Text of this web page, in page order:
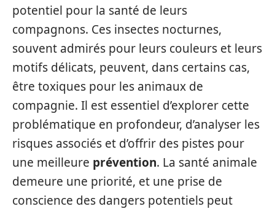
potentiel pour la santé de leurs
compagnons. Ces insectes nocturnes,
souvent admirés pour leurs couleurs et leurs
motifs délicats, peuvent, dans certains cas,
être toxiques pour les animaux de
compagnie. Il est essentiel d’explorer cette
problématique en profondeur, d’analyser les
risques associés et d’offrir des pistes pour
une meilleure prévention. La santé animale
demeure une priorité, et une prise de
conscience des dangers potentiels peut